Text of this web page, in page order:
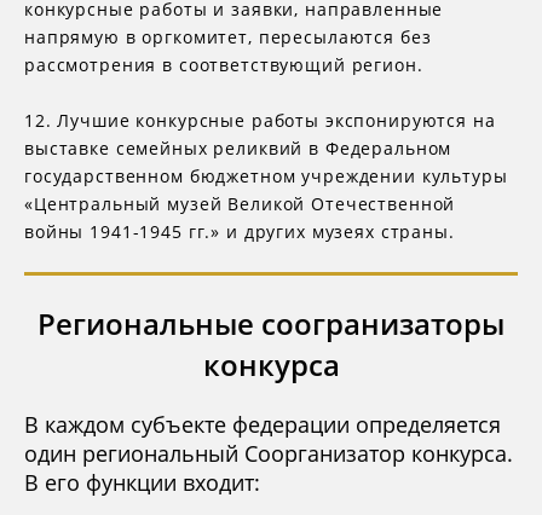
конкурсные работы и заявки, направленные
напрямую в оргкомитет, пересылаются без
рассмотрения в соответствующий регион.
12. Лучшие конкурсные работы экспонируются на
выставке семейных реликвий в Федеральном
государственном бюджетном учреждении культуры
«Центральный музей Великой Отечественной
войны 1941-1945 гг.» и других музеях страны.
Региональные соогранизаторы
конкурса
В каждом субъекте федерации определяется
один региональный Соорганизатор конкурса.
В его функции входит: